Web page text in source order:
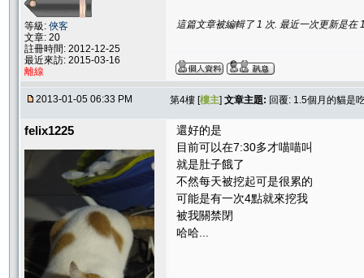
等級: 俠客
文章: 20
註冊時間: 2012-12-25
最近來訪: 2015-03-16
離線
這篇文章被編輯了 1 次. 最近一次更新是在
2013-01-05 06:33 PM 第4樓 [樓主] 文章主題: 回覆: 1.5個月的貓是
felix1225
還好的是
目前可以在7:30多才喵喵叫
就是肚子餓了
不然每天被挖起可是很累的
可能是有一次4點就來挖我
被我關禁閉
哈哈...